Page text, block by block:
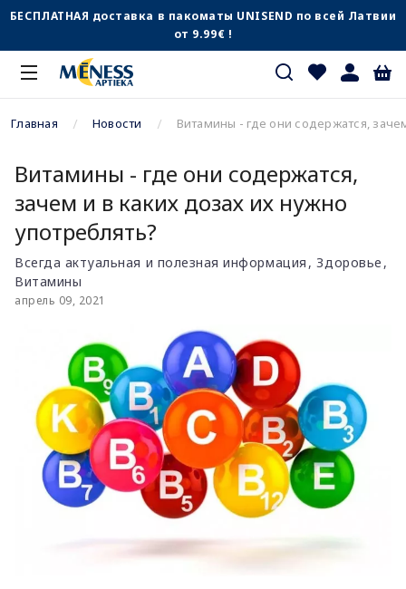
БЕСПЛАТНАЯ доставка в пакоматы UNISEND по всей Латвии
от 9.99€ !
Главная Новости Витамины - где они содержатся,
Витамины - где они содержатся,
зачем и в каких дозах их нужно
употреблять?
Всегда актуальная и полезная информация Здоровье
Витамины
апрель 09, 2021